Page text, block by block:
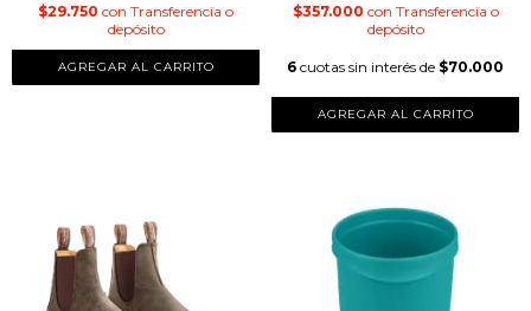
$29.750 con Transferencia o
depósito
AGREGAR AL CARRITO
$357.000 con Transferencia o
depósito
6 cuotas sin interés de $70.000
AGREGAR AL CARRITO